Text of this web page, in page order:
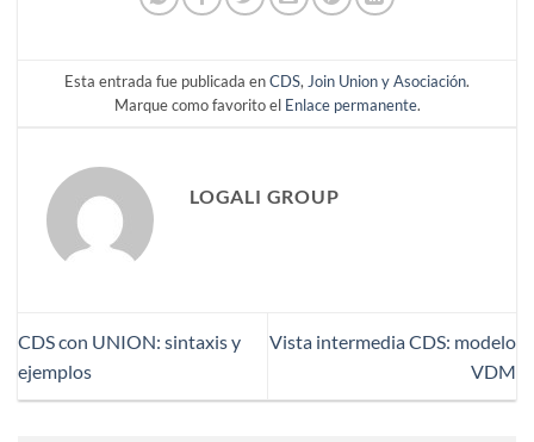
Esta entrada fue publicada enCDS, Join Union y Asociación.
Marque como favorito el Enlace permanente.
LOGALI GROUP
CDS con UNION: sintaxis y
ejemplos
Vista intermedia CDS: modelo
VDM